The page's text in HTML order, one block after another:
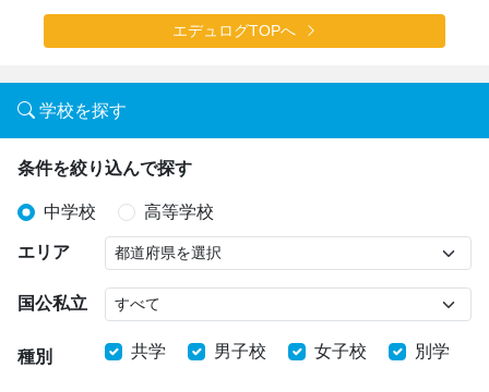
エデュログTOPへ
学校を探す
条件を絞り込んで探す
中学校 高等学校
エリア
国公私立
種別 共学 男子校 女子校 別学